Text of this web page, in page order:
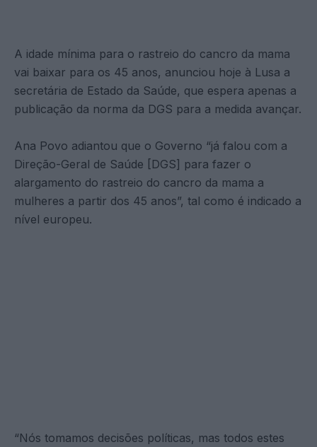
A idade mínima para o rastreio do cancro da mama
vai baixar para os 45 anos, anunciou hoje à Lusa a
secretária de Estado da Saúde, que espera apenas a
publicação da norma da DGS para a medida avançar.
Ana Povo adiantou que o Governo “já falou com a
Direção-Geral de Saúde [DGS] para fazer o
alargamento do rastreio do cancro da mama a
mulheres a partir dos 45 anos”, tal como é indicado a
nível europeu.
“Nós tomamos decisões políticas, mas todos estes